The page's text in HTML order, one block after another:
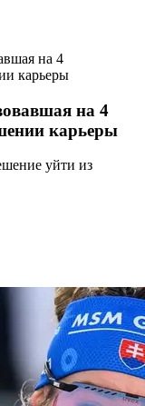
на 4
карьеры
на 4
карьеры
уйти из